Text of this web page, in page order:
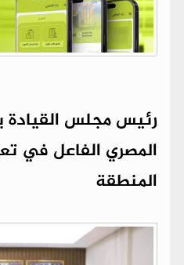
رئيس مجلس القيادة
المصري الفاعل في
المنطقة